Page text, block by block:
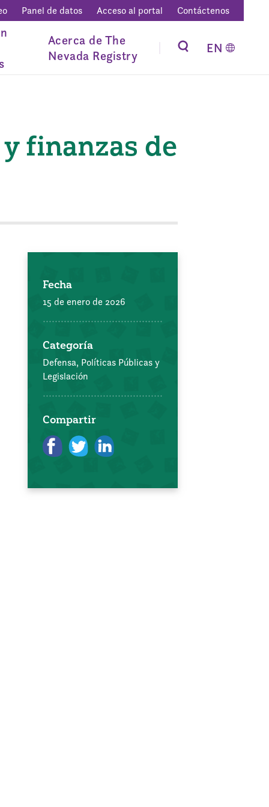
Panel de datos Acceso al portal Contáctenos
Acerca de The
Nevada Registry
EN
finanzas de
Fecha
15 de enero de 2026
Categoría
Defensa, Políticas Públicas y
Legislación
Compartir